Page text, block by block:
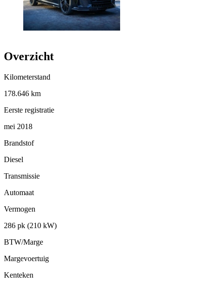
Overzicht
Kilometerstand
178.646 km
Eerste registratie
mei 2018
Brandstof
Diesel
Transmissie
Automaat
Vermogen
286 pk (210 kW)
BTW/Marge
Margevoertuig
Kenteken